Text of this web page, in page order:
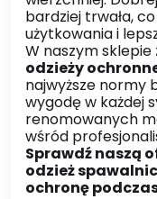
bardziej trwała,
użytkowania i
W naszym
odzieży
najwyższe normy
wygodę w każdej
renomowanych
wśród
Sprawdź naszą
odzież
ochronę